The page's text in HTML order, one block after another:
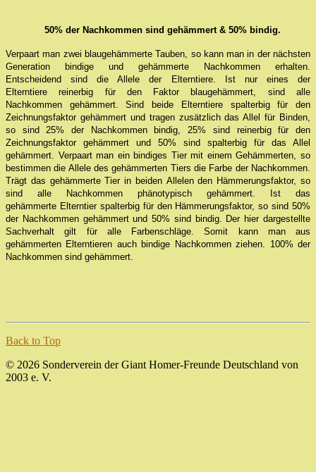
50% der Nachkommen sind gehämmert & 50% bindig.
Verpaart man zwei blaugehämmerte Tauben, so kann man in der nächsten
Generation bindige und gehämmerte Nachkommen erhalten.
Entscheidend sind die Allele der Elterntiere. Ist nur eines der
Elterntiere reinerbig für den Faktor blaugehämmert, sind alle
Nachkommen gehämmert. Sind beide Elterntiere spalterbig für den
Zeichnungsfaktor gehämmert und tragen zusätzlich das Allel für Binden,
so sind 25% der Nachkommen bindig, 25% sind reinerbig für den
Zeichnungsfaktor gehämmert und 50% sind spalterbig für das Allel
gehämmert. Verpaart man ein bindiges Tier mit einem Gehämmerten, so
bestimmen die Allele des gehämmerten Tiers die Farbe der Nachkommen.
Trägt das gehämmerte Tier in beiden Allelen den Hämmerungsfaktor, so
sind alle Nachkommen phänotypisch gehämmert. Ist das
gehämmerte Elterntier spalterbig für den Hämmerungsfaktor, so sind 50%
der Nachkommen gehämmert und 50% sind bindig. Der hier dargestellte
Sachverhalt gilt für alle Farbenschläge. Somit kann man aus
gehämmerten Elterntieren auch bindige Nachkommen ziehen. 100% der
Nachkommen sind gehämmert.
Back to Top
© 2026 Sonderverein der Giant Homer-Freunde Deutschland von
2003 e. V.